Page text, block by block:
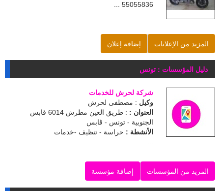
55055836 ...
إضافة إعلان المزيد من الإعلانات
دليل المؤسسات : تونس
شركة لحرش للخدمات
وكيل: مصطفى لحرش
العنوان :
: طريق العين مطرش 6014 قابس
الجنوبية - تونس - ڨابس
الأنشطة : حراسة - تنظيف -خدمات
...
إضافة مؤسسة المزيد من المؤسسات